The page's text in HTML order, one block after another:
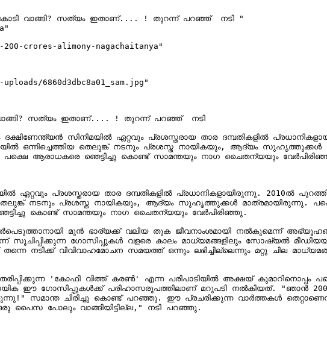
വാങ്ങി? സത്യം ഇതാണ്.... ! തുറന്ന് പറഞ്ഞ്  നടി "
crores-alimony-nagachaitanya"
6860d3dbc8a01_sam.jpg"
വാങ്ങി? സത്യം ഇതാണ്.... ! തുറന്ന് പറഞ്ഞ്  നടി
സിനിമയിൽ ഏറ്റവും പ്രശസ്തരായ താര ദമ്പതികളിൽ
ഒന്നിച്ചെത്തിയ തെലുങ്ക് നടനും പ്രശസ്ത നായികയും, ആദ്യം സുഹൃത്തുക്കൾ
ആരാധകരെ ഞെട്ടിച്ചു കൊണ്ട് സാമന്തയും നാഗ ചൈതന്യയും
പ്രശസ്തരായ താര ദമ്പതികളിൽ പ്രധാനികളായിരുന്നു. 2010ൽ
തെലുങ്ക് നടനും പ്രശസ്ത നായികയും, ആദ്യം സുഹൃത്തുക്കൾ മാത്രമായിരുന്നു.
കൊണ്ട് സാമന്തയും നാഗ ചൈതന്യയും വേർപിരിഞ്ഞു.
മുൻ ഭാര്യക്ക് വലിയ തുക ജീവനാംശമായി നൽകുമെന്ന്
സൂചിപ്പിക്കുന്ന ഗോസിപ്പുകൾ വളരെ കാലം മാധ്യമങ്ങളിലും സോഷ്യൽ
നടിക്ക് വിവിവാഹമോചന സമയത്ത് ഒന്നും ലഭിച്ചില്ലെന്നും മറ്റു ചില
'കോഫി വിത്ത് കരൺ' എന്ന പരിപാടിയിൽ അക്ഷയ് കുമാറിനൊപ്പം
ഈ ഗോസിപ്പുകൾക്ക് പരിഹാസരൂപത്തിലാണ് മറുപടി നൽകിയത്. "ഞാൻ 200
സമാന്ത ചിരിച്ചു കൊണ്ട് പറഞ്ഞു. ഈ പ്രചരിക്കുന്ന വാർത്തകൾ
പോലും വാങ്ങിയിട്ടില്ല," നടി പറഞ്ഞു.